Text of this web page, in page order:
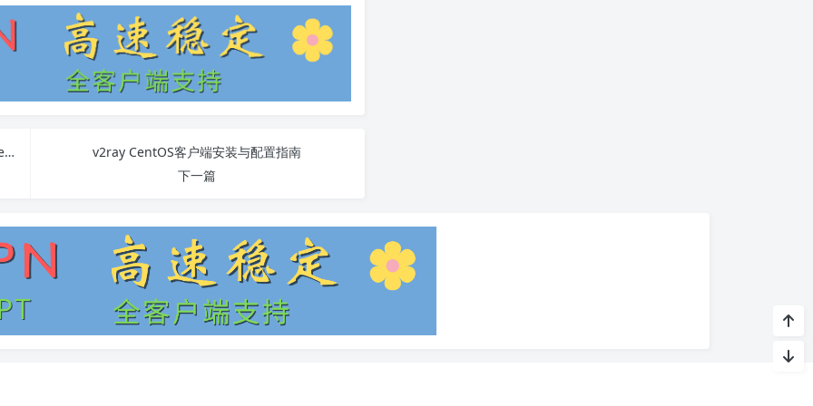
Shadowrocket 加拿大: 在加拿大使用Shadowrocket的完整指南
v2ray CentOS客户端安装与配置指南
下一篇